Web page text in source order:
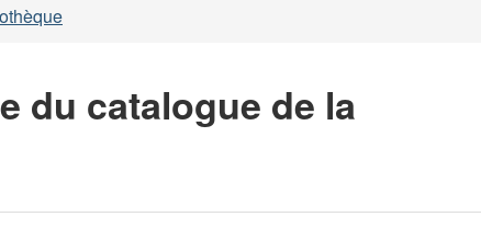
du catalogue de la